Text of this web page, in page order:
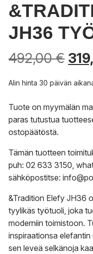
JH36
492,00€
oli:
Alin hinta 30 päivän
Tuote on myymälän
paras tutustua
ostopäätöstä.
Tämän tuotteen
puh: 02 633 3150,
sähköpostitse:
&Tradition Elefy JH36
tyylikäs työtuoli, joka
moderniin toimistoon.
inspiraationsa
sen leveä selkänoja